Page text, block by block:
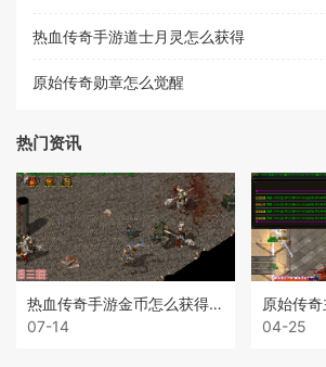
热血传奇手游道士月灵怎么获得
原始传奇勋章怎么觉醒
热门资讯
热血传奇手游金币怎么获得最快
07-14
04-25